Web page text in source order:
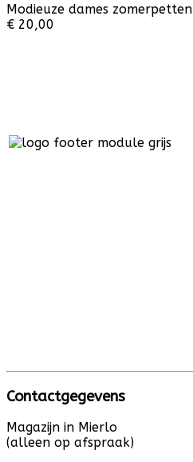
Modieuze dames zomerpetten
€ 20,00
Contactgegevens
Magazijn in Mierlo
(alleen op afspraak)